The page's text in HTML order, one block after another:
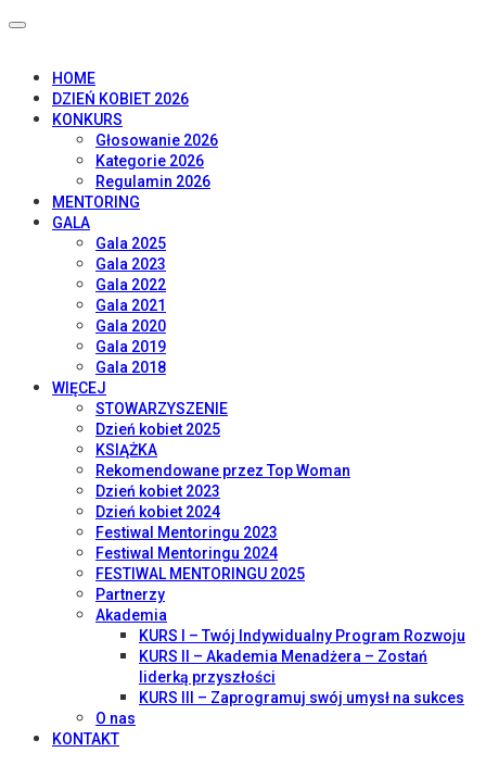
HOME
DZIEŃ KOBIET 2026
KONKURS
Głosowanie 2026
Kategorie 2026
Regulamin 2026
MENTORING
GALA
Gala 2025
Gala 2023
Gala 2022
Gala 2021
Gala 2020
Gala 2019
Gala 2018
WIĘCEJ
STOWARZYSZENIE
Dzień kobiet 2025
KSIĄŻKA
Rekomendowane przez Top Woman
Dzień kobiet 2023
Dzień kobiet 2024
Festiwal Mentoringu 2023
Festiwal Mentoringu 2024
FESTIWAL MENTORINGU 2025
Partnerzy
Akademia
KURS I – Twój Indywidualny Program Rozwoju
KURS II – Akademia Menadżera – Zostań
liderką przyszłości
KURS III – Zaprogramuj swój umysł na sukces
O nas
KONTAKT